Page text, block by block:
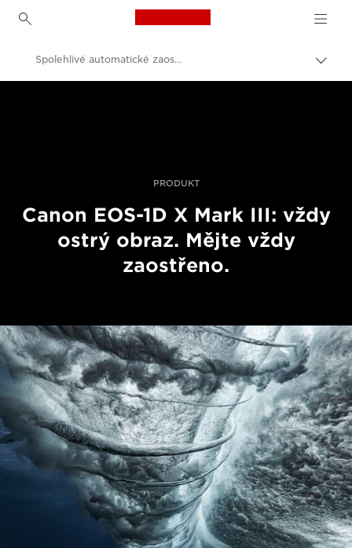
Canon Logo, back to
Spolehlivé automatické zaostřování fotoaparátu Canon EOS-1D X Mark III
PRODUKT
Canon EOS-1D X Mark III: vždy
ostrý obraz. Mějte vždy
zaostřeno.